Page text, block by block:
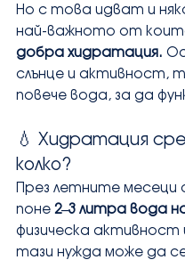
Но с това идват и
най-важното от
добра хидратация.
слънце и активност,
повече вода, за да
💧 Хидратация
колко?
През летните месеци
поне 2–3 литра вода
физическа
тази нужда може да